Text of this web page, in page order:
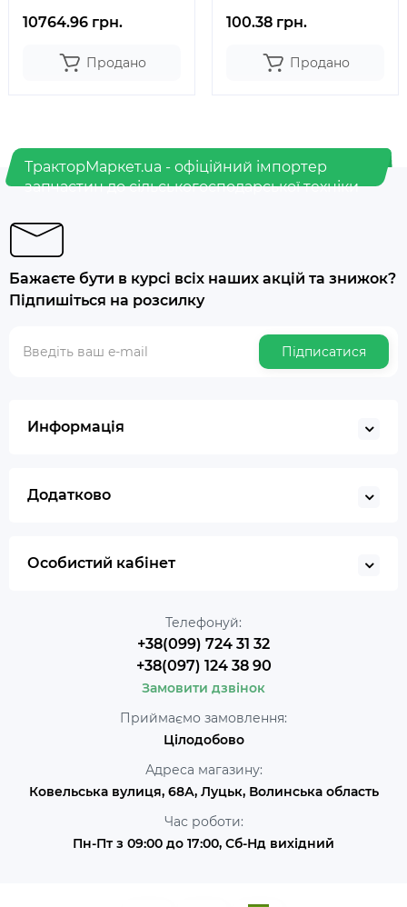
10764.96 грн.
Продано
100.38 грн.
Продано
ТракторМаркет.ua - офіційний імпортер
запчастин до сільськогосподарської техніки
Бажаєте бути в курсі всіх наших акцій та знижок?
Підпишіться на розсилку
Підписатися
Информація
Додатково
Особистий кабінет
Телефонуй:
+38(099) 724 31 32
+38(097) 124 38 90
Замовити дзвінок
Приймаємо замовлення:
Цілодобово
Адреса магазину:
Ковельська вулиця, 68А, Луцьк, Волинська область
Час роботи:
Пн-Пт з 09:00 до 17:00, Сб-Нд вихідний